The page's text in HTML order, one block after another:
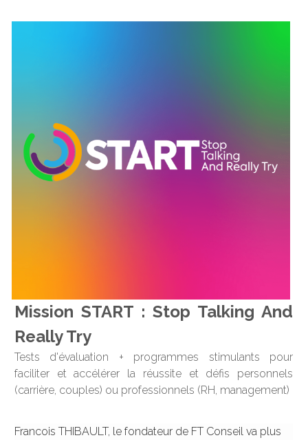
Mission START : Stop Talking And
Really Try
Tests d'évaluation + programmes stimulants pour
faciliter et accélérer la réussite et défis personnels
(carrière, couples) ou professionnels (RH, management)
Francois THIBAULT, le fondateur de FT Conseil va plus